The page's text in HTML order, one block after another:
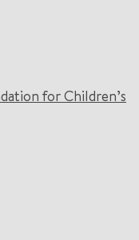
for Children’s